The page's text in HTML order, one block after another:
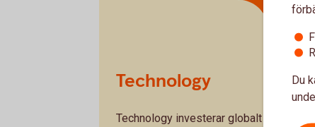
Technology
Technology investerar globalt i stora
Du